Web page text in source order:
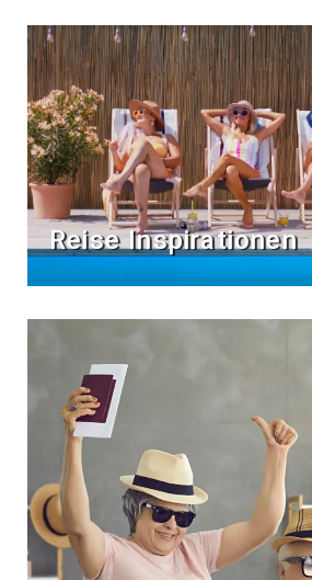
Reise Inspirationen